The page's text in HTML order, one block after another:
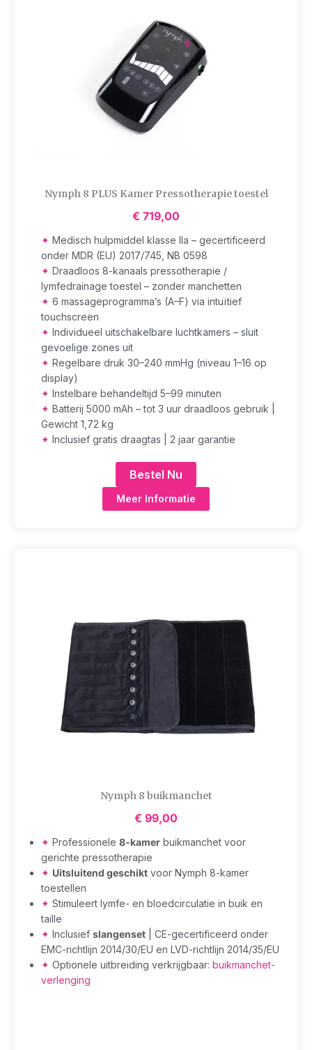
Nymph 8 PLUS Kamer Pressotherapie toestel
€ 719,00
✦ Medisch hulpmiddel klasse IIa – gecertificeerd
onder MDR (EU) 2017/745, NB 0598
✦ Draadloos 8-kanaals pressotherapie /
lymfedrainage toestel – zonder manchetten
✦ 6 massageprogramma’s (A–F) via intuïtief
touchscreen
✦ Individueel uitschakelbare luchtkamers – sluit
gevoelige zones uit
✦ Regelbare druk 30–240 mmHg (niveau 1–16 op
display)
✦ Instelbare behandeltijd 5–99 minuten
✦ Batterij 5000 mAh – tot 3 uur draadloos gebruik |
Gewicht 1,72 kg
✦ Inclusief gratis draagtas | 2 jaar garantie
Bestel Nu
Meer Informatie
Nymph 8 buikmanchet
€ 99,00
✦ Professionele 8-kamer buikmanchet voor
gerichte pressotherapie
✦ Uitsluitend geschikt voor Nymph 8-kamer
toestellen
✦ Stimuleert lymfe- en bloedcirculatie in buik en
taille
✦ Inclusief slangenset | CE-gecertificeerd onder
EMC-richtlijn 2014/30/EU en LVD-richtlijn 2014/35/EU
✦ Optionele uitbreiding verkrijgbaar: buikmanchet-
verlenging